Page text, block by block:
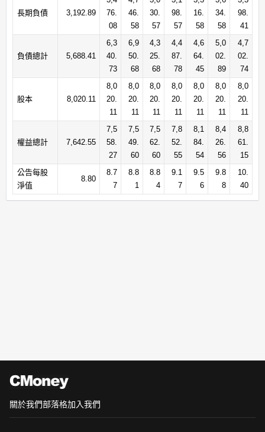
長期負債 3,192.89
76.
08
46.
58
30.
57
98.
57
16.
58
34.
58
98.
41
負債總計 5,688.41
6,3
40.
73
6,9
50.
68
4,3
25.
68
4,4
87.
78
4,6
64.
45
5,0
02.
89
4,7
02.
74
股本 8,020.11
8,0
20.
11
8,0
20.
11
8,0
20.
11
8,0
20.
11
8,0
20.
11
8,0
20.
11
8,0
20.
11
權益總計 7,642.55
7,5
58.
27
7,5
49.
60
7,5
62.
60
7,8
52.
55
8,1
84.
54
8,4
26.
56
8,8
61.
15
公告每股
淨值
8.80
8.7
7
8.8
1
8.8
4
9.1
7
9.5
6
9.8
8
10.
40
關於我們部落格加入我們